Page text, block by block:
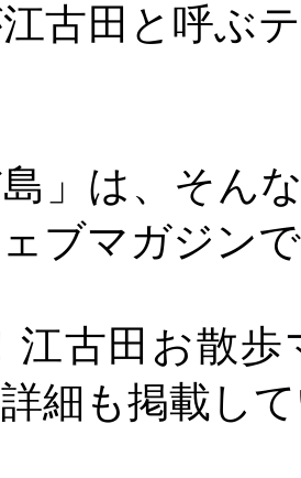
古田と呼ぶ
島」は、そん
ブマガジン
江古田お散
細も掲載し